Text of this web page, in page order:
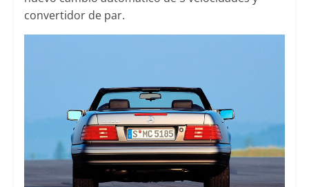
convertidor de par.